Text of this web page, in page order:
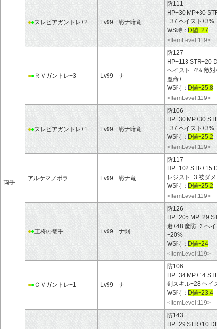
両手
●●スレビアガントレ+2 Lv99 戦ナ暗竜
防111
HP+30 MP+30
+37 ヘイスト+3%
WS時： D値+27
<ItemLevel:119>
●● ＲＶガントレ+3 Lv99 ナ
防127
HP+113 STR+20
ヘイスト+4% 敵
魔命+
WS時： D値+25.8
<ItemLevel:119>
●●スレビアガントレ+1 Lv99 戦ナ暗竜
防106
HP+30 MP+30
+37 ヘイスト+3%
WS時： D値+25.2
<ItemLevel:119>
アルケマノポラ Lv99 戦ナ竜
防117
HP+102 STR+15
レジスト+3 被ダ
WS時： D値+25.2
<ItemLevel:119>
●●王将の篭手 Lv99 ナ剣
防126
HP+205 MP+29
避+48 魔防+2 ヘ
+20%
WS時： D値+24
<ItemLevel:119>
●●ＣＶガントレ+1 Lv99 ナ
防106
HP+34 MP+14
剣スキル+28 ヘイ
WS時： D値+23.4
<ItemLevel:119>
防143
HP+29 STR+10